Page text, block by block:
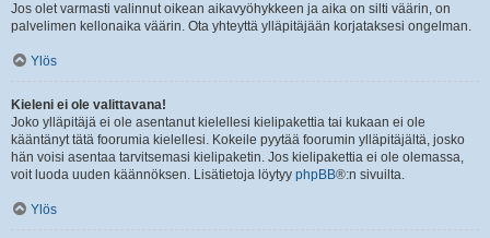
Jos olet varmasti valinnut oikean aikavyöhykkeen ja aika on silti väärin, on
palvelimen kellonaika väärin. Ota yhteyttä ylläpitäjään korjataksesi ongelman.
Ylös
Kieleni ei ole valittavana!
Joko ylläpitäjä ei ole asentanut kielellesi kielipakettia tai kukaan ei ole
kääntänyt tätä foorumia kielellesi. Kokeile pyytää foorumin ylläpitäjältä, josko
hän voisi asentaa tarvitsemasi kielipaketin. Jos kielipakettia ei ole olemassa,
voit luoda uuden käännöksen. Lisätietoja löytyy phpBB®:n sivuilta.
Ylös